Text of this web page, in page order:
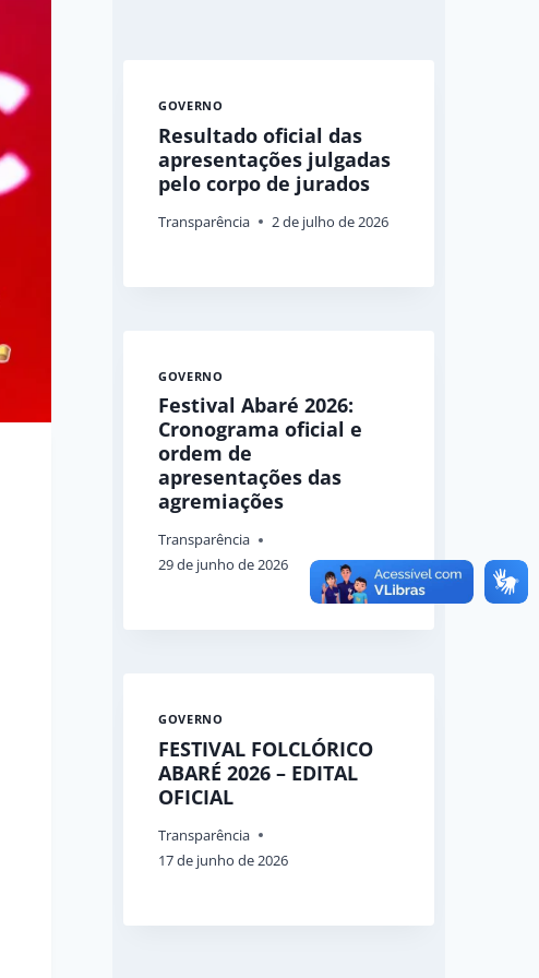
GOVERNO
Resultado oficial das
apresentações julgadas
pelo corpo de jurados
Transparência 2 de julho de 2026
GOVERNO
Festival Abaré 2026:
Cronograma oficial e
ordem de
apresentações das
agremiações
Transparência
29 de junho de 2026
GOVERNO
FESTIVAL FOLCLÓRICO
ABARÉ 2026 – EDITAL
OFICIAL
Transparência
17 de junho de 2026